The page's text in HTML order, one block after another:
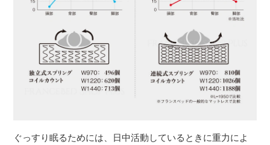
ぐっすり眠るためには、日中活動しているときに重力によ